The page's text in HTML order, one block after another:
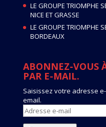
LE GROUPE TRIOMPHE
NICE ET GRASSE
LE GROUPE TRIOMPHE
BORDEAUX
ABONNEZ-VOUS
PAR E-MAIL.
Saisissez votre adresse
email.
Adresse
e-